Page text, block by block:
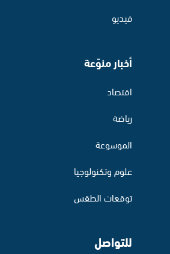
فيديو
أخبار منوّعة
اقتصاد
رياضة
الموسوعة
علوم وتكنولوجيا
توقعات الطقس
للتواصل